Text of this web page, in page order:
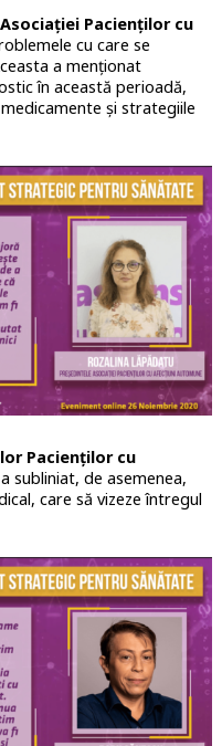
Pacienților cu
cu care se
a menționat
în această perioadă,
și strategiile
Pacienților cu
a subliniat, de asemenea,
care să vizeze întregul